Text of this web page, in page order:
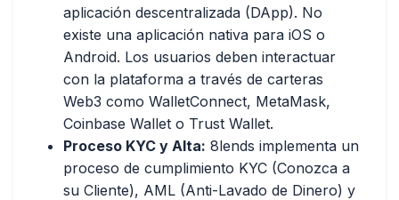
aplicación descentralizada (DApp). No
existe una aplicación nativa para iOS o
Android. Los usuarios deben interactuar
con la plataforma a través de carteras
Web3 como WalletConnect, MetaMask,
Coinbase Wallet o Trust Wallet.
Proceso KYC y Alta: 8lends implementa un
proceso de cumplimiento KYC (Conozca a
su Cliente), AML (Anti-Lavado de Dinero) y